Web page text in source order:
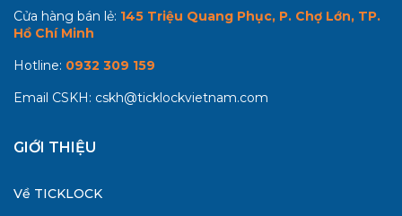
Cửa hàng bán lẻ: 145 Triệu Quang Phục, P. Chợ Lớn, TP.
Hồ Chí Minh
Hotline: 0932 309 159
Email CSKH: cskh@ticklockvietnam.com
GIỚI THIỆU
Về TICKLOCK